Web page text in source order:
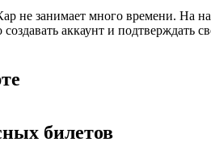
не занимает много времени. На
аккаунт и
билетов